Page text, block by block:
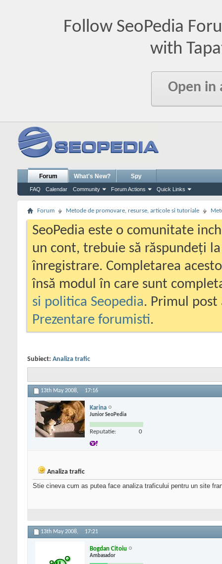
Follow SeoPedia
with
Open in
Forum
FAQ Calendar Community Forum Actions Quick Links
What's New? Spy
Forum Metode de promovare, resurse, articole si tutoriale
SeoPedia este o comunitate
un cont, trebuie să răspundeți
înregistrare. Completarea
însă modul în care sunt
si politica Seopedia. Primul
Prezentare forumisti.
Subiect: Analiza trafic
13th May 2008, 17:16
Karina
Junior SeoPedia
Reputatie: 0
Analiza trafic
Stie cineva cum as putea face analiza traficului pentru un site
13th May 2008, 17:21
Bogdan Citoiu
Ambasador